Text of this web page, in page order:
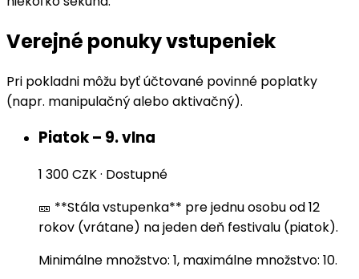
Verejné ponuky vstupeniek
Pri pokladni môžu byť účtované povinné poplatky
(napr. manipulačný alebo aktivačný).
Piatok – 9. vlna
1 300 CZK· Dostupné
🎫 **Stála vstupenka** pre jednu osobu od 12
rokov (vrátane) na jeden deň festivalu (piatok).
Minimálne množstvo: 1, maximálne množstvo: 10.